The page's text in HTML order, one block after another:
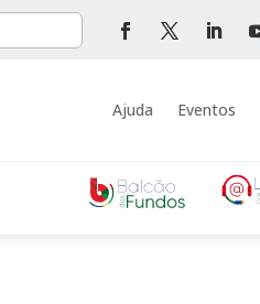
Ajuda Eventos